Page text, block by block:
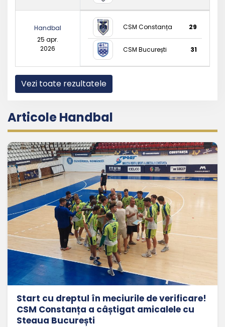
Handbal
25 apr.
2026
CSM Constanța 29
CSM București 31
Vezi toate rezultatele
Articole Handbal
Start cu dreptul în meciurile de verificare!
CSM Constanța a câștigat amicalele cu
Steaua București